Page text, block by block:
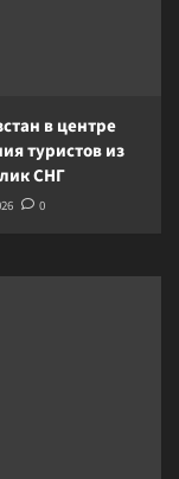
в центре
туристов из
СНГ
0